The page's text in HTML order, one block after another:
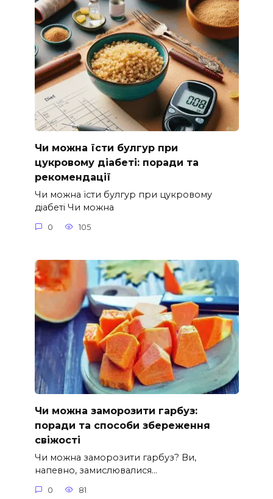
Чи можна їсти булгур при
цукровому діабеті: поради та
рекомендації
Чи можна їсти булгур при цукровому
діабеті Чи можна
0 105
Чи можна заморозити гарбуз:
поради та способи збереження
свіжості
Чи можна заморозити гарбуз? Ви,
напевно, замислювалися…
0 81